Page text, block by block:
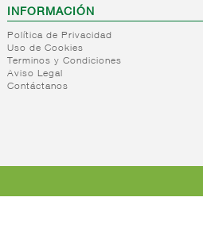
INFORMACIÓN
Política de Privacidad
Uso de Cookies
Terminos y Condiciones
Aviso Legal
Contáctanos